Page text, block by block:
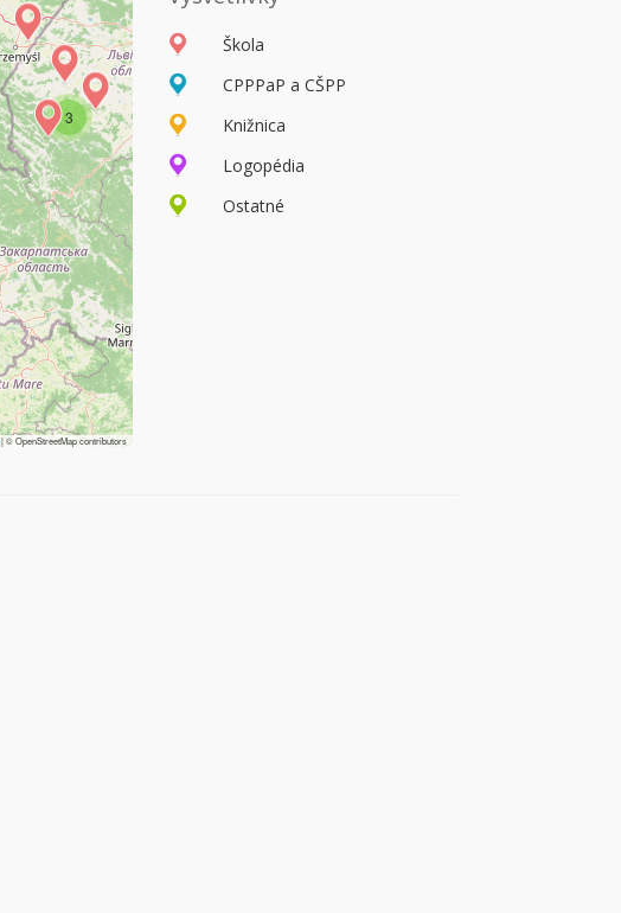
3
|© OpenStreetMap contributors
Škola
CPPPaP a CŠPP
Knižnica
Logopédia
Ostatné